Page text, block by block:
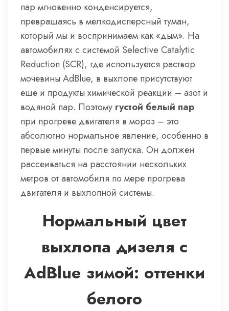
пар мгновенно конденсируется,
превращаясь в мелкодисперсный туман,
который мы и воспринимаем как «дым». На
автомобилях с системой Selective Catalytic
Reduction (SCR), где используется раствор
мочевины AdBlue, в выхлопе присутствуют
еще и продукты химической реакции – азот и
водяной пар. Поэтому густой белый пар
при прогреве двигателя в мороз – это
абсолютно нормальное явление, особенно в
первые минуты после запуска. Он должен
рассеиваться на расстоянии нескольких
метров от автомобиля по мере прогрева
двигателя и выхлопной системы.
Нормальный цвет
выхлопа дизеля с
AdBlue зимой: оттенки
белого